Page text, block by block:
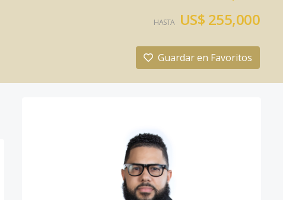
HASTA US$ 255,000
Guardar en Favoritos